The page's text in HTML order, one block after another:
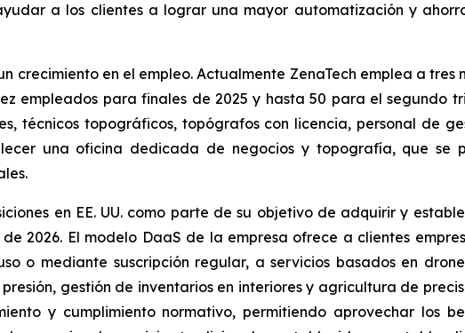
a los clientes a lograr una mayor automatización y
crecimiento en el empleo. Actualmente ZenaTech emplea a tres
empleados para finales de 2025 y hasta 50 para el segundo
técnicos topográficos, topógrafos con licencia, personal de
una oficina dedicada de negocios y topografía, que se
en EE. UU. como parte de su objetivo de adquirir y
2026. El modelo DaaS de la empresa ofrece a clientes
o mediante suscripción regular, a servicios basados en
gestión de inventarios en interiores y agricultura de
y cumplimiento normativo, permitiendo aprovechar los